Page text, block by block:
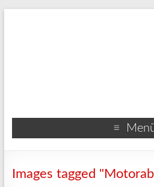
Images tagged